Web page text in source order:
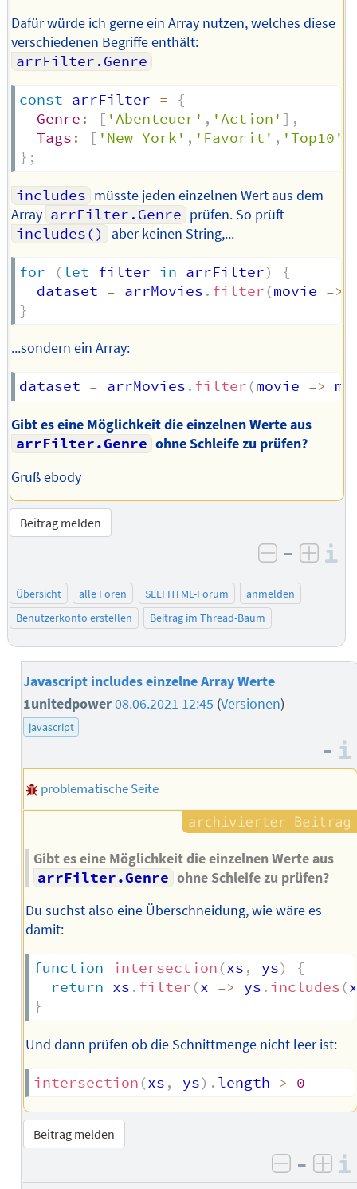
Dafür würde ich gerne ein Array nutzen, welches diese
verschiedenen Begriffe enthält:
arrFilter.Genre
const arrFilter =
{
Genre : [ 'Abenteuer' , 'Action' ] ,
Tags : [ 'New York' , 'Favorit' , 'Top10'
} ;
includes müsste jeden einzelnen Wert aus dem
Array arrFilter.Genre prüfen. So prüft
includes()
aber keinen String,...
for (let filter in arrFilter)
{
  dataset
= arrMovies . filter (movie =>
}
...sondern ein Array:
dataset = arrMovies . filter (movie =>
Gibt es eine Möglichkeit die einzelnen Werte aus
arrFilter.Genre ohne Schleife zu prüfen?
Gruß ebody
Beitrag melden
negativ
–
Übersicht alle Foren SELFHTML-Forum
anmelden
Benutzerkonto erstellen
Beitrag im Thread-Baum
Javascript includes einzelne Array Werte
1unitedpower08.06.2021 12:45 (Versionen)
javascript
–
problematische Seite
Gibt es eine Möglichkeit die einzelnen Werte aus
arrFilter.Genre ohne Schleife zu prüfen?
Du suchst also eine Überschneidung, wie wäre es
damit:
function intersection (xs , ys)
{
return xs . filter (x => ys . includes (x
}
Und dann prüfen ob die Schnittmenge nicht leer ist:
intersection (xs , ys) . length > 0
Beitrag melden
negativ
–